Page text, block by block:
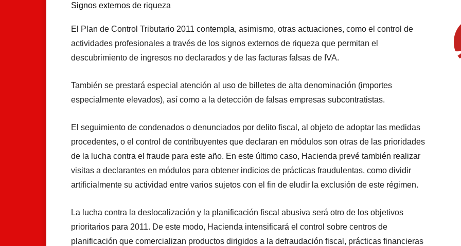
Signos externos de riqueza
El Plan de Control Tributario 2011 contempla, asimismo, otras actuaciones, como el control de
actividades profesionales a través de los signos externos de riqueza que permitan el
descubrimiento de ingresos no declarados y de las facturas falsas de IVA.
También se prestará especial atención al uso de billetes de alta denominación (importes
especialmente elevados), así como a la detección de falsas empresas subcontratistas.
El seguimiento de condenados o denunciados por delito fiscal, al objeto de adoptar las medidas
procedentes, o el control de contribuyentes que declaran en módulos son otras de las prioridades
de la lucha contra el fraude para este año. En este último caso, Hacienda prevé también realizar
visitas a declarantes en módulos para obtener indicios de prácticas fraudulentas, como dividir
artificialmente su actividad entre varios sujetos con el fin de eludir la exclusión de este régimen.
La lucha contra la deslocalización y la planificación fiscal abusiva será otro de los objetivos
prioritarios para 2011. De este modo, Hacienda intensificará el control sobre centros de
planificación que comercializan productos dirigidos a la defraudación fiscal, prácticas financieras